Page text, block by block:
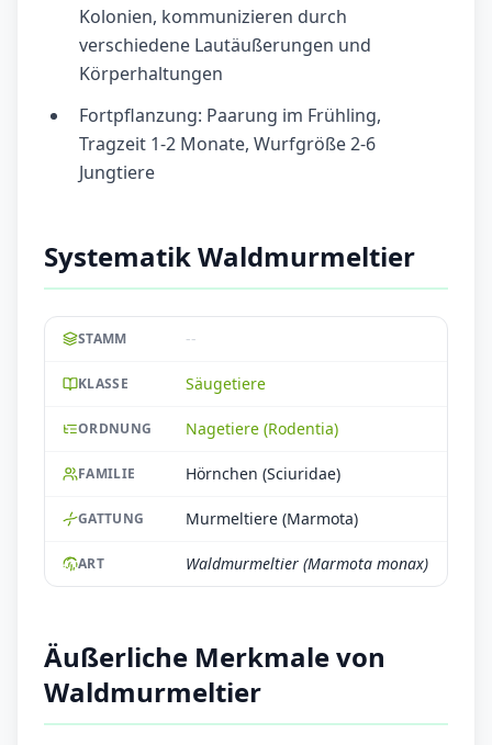
Kolonien, kommunizieren durch
verschiedene Lautäußerungen und
Körperhaltungen
Fortpflanzung: Paarung im Frühling,
Tragzeit 1-2 Monate, Wurfgröße 2-6
Jungtiere
Systematik Waldmurmeltier
STAMM --
KLASSE Säugetiere
ORDNUNG Nagetiere (Rodentia)
FAMILIE Hörnchen (Sciuridae)
GATTUNG Murmeltiere (Marmota)
ART Waldmurmeltier (Marmota monax)
Äußerliche Merkmale von
Waldmurmeltier